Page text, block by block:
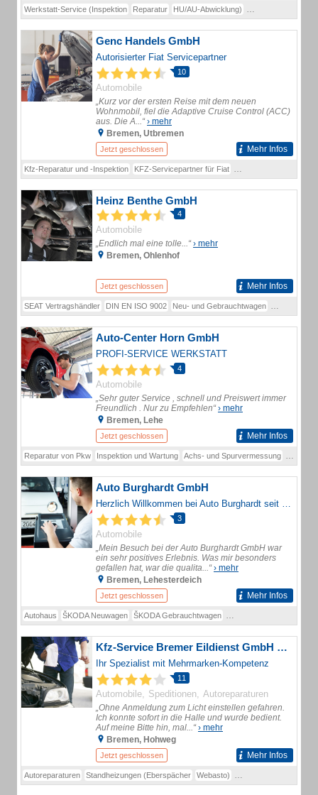
Werkstatt-Service (Inspektion Reparatur HU/AU-Abwicklung)
Genc Handels GmbH
Autorisierter Fiat Servicepartner
10
Automobile
„Kurz vor der ersten Reise mit dem neuen
Wohnmobil, fiel die Adaptive Cruise Control (ACC)
aus. Die A...“› mehr
Bremen, Utbremen
Jetzt geschlossen Mehr Infos
Kfz-Reparatur und -Inspektion KFZ-Servicepartner für Fiat
Heinz Benthe GmbH
4
Automobile
„Endlich mal eine tolle...“› mehr
Bremen, Ohlenhof
Jetzt geschlossen Mehr Infos
SEAT Vertragshändler DIN EN ISO 9002 Neu- und Gebrauchtwagen
Auto-Center Horn GmbH
PROFI-SERVICE WERKSTATT
4
Automobile
„Sehr guter Service , schnell und Preiswert immer
Freundlich . Nur zu Empfehlen“› mehr
Bremen, Lehe
Jetzt geschlossen Mehr Infos
Reparatur von Pkw Inspektion und Wartung Achs- und Spurvermessung
Auto Burghardt GmbH
Herzlich Willkommen bei Auto Burghardt seit 2001 exklusiver Skoda Partner für Bremen
3
Automobile
„Mein Besuch bei der Auto Burghardt GmbH war
ein sehr positives Erlebnis. Was mir besonders
gefallen hat, war die qualita...“› mehr
Bremen, Lehesterdeich
Jetzt geschlossen Mehr Infos
Autohaus ŠKODA Neuwagen ŠKODA Gebrauchtwagen
Kfz-Service Bremer Eildienst GmbH & Co. KG - Bosch Service -
Ihr Spezialist mit Mehrmarken-Kompetenz
11
Automobile Speditionen Autoreparaturen
„Ohne Anmeldung zum Licht einstellen gefahren.
Ich konnte sofort in die Halle und wurde bedient.
Auf meine Bitte hin, mal...“› mehr
Bremen, Hohweg
Jetzt geschlossen Mehr Infos
Autoreparaturen Standheizungen (Eberspächer Webasto)